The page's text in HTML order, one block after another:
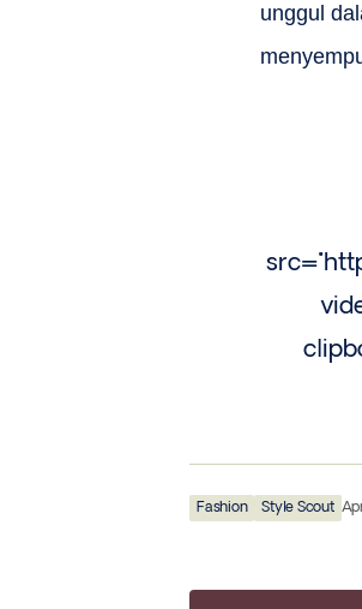
unggul
Fashion Style Scout